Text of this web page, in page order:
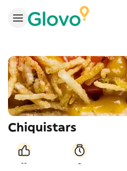
Chiquistars
-- -